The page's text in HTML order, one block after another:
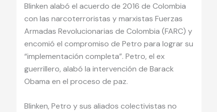
Blinken alabó el acuerdo de 2016 de Colombia
con las narcoterroristas y marxistas Fuerzas
Armadas Revolucionarias de Colombia (FARC) y
encomió el compromiso de Petro para lograr su
“implementación completa”. Petro, el ex
guerrillero, alabó la intervención de Barack
Obama en el proceso de paz.
Blinken, Petro y sus aliados colectivistas no